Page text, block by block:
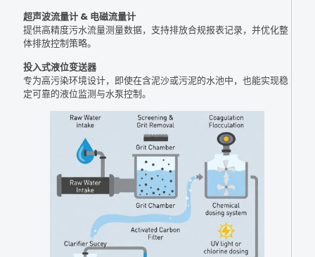
超声波流量计 & 电磁流量计
提供高精度污水流量测量数据，支持排放合规报表记录，并优化整
体排放控制策略。
投入式液位变送器
专为高污染环境设计，即使在含泥沙或污泥的水池中，也能实现稳
定可靠的液位监测与水泵控制。